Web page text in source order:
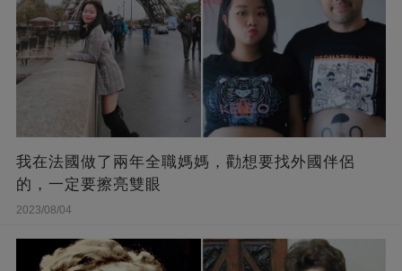
我在法國做了兩年全職媽媽，勸想要找外國伴侶
的，一定要擦亮雙眼
2023/08/04